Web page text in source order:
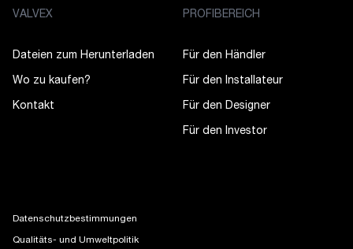
VALVEX
Dateien zum Herunterladen
Wo zu kaufen?
Kontakt
PROFIBEREICH
Für den Händler
Für den Installateur
Für den Designer
Für den Investor
Datenschutzbestimmungen
Qualitäts- und Umweltpolitik